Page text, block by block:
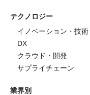
テクノロジー
イノベーション・技術
DX
クラウド・開発
サプライチェーン
業界別